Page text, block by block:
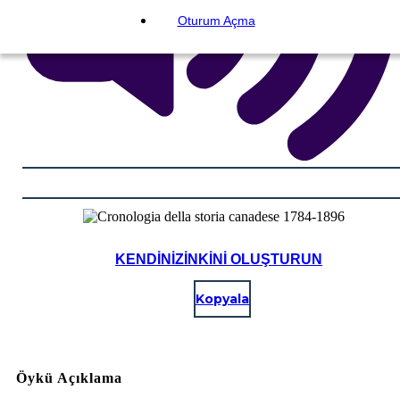
Oturum Açma
KENDINIZINKINI OLUŞTURUN
Kopyala
Öykü Açıklama